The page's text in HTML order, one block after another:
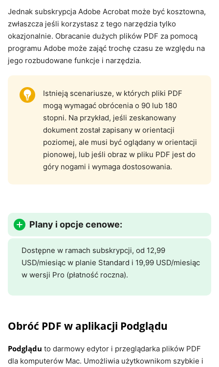
Jednak subskrypcja Adobe Acrobat może być kosztowna,
zwłaszcza jeśli korzystasz z tego narzędzia tylko
okazjonalnie. Obracanie dużych plików PDF za pomocą
programu Adobe może zająć trochę czasu ze względu na
jego rozbudowane funkcje i narzędzia.
Istnieją scenariusze, w których pliki PDF
mogą wymagać obrócenia o 90 lub 180
stopni. Na przykład, jeśli zeskanowany
dokument został zapisany w orientacji
poziomej, ale musi być oglądany w orientacji
pionowej, lub jeśli obraz w pliku PDF jest do
góry nogami i wymaga dostosowania.
Plany i opcje cenowe:
Dostępne w ramach subskrypcji, od 12,99
USD/miesiąc w planie Standard i 19,99 USD/miesiąc
w wersji Pro (płatność roczna).
Obróć PDF w aplikacji Podglądu
Podglądu to darmowy edytor i przeglądarka plików PDF
dla komputerów Mac. Umożliwia użytkownikom szybkie i